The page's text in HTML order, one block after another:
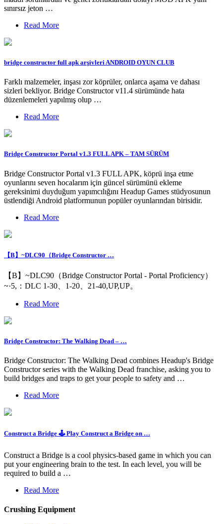
sınırsız jeton …
Read More
bridge constructor full apk arşivleri ANDROID OYUN CLUB
Farklı malzemeler, inşası zor köprüler, onlarca aşama ve dahası
sizleri bekliyor. Bridge Constructor v11.4 sürümünde hata
düzenlemeleri yapılmış olup …
Read More
Bridge Constructor Portal v1.3 FULL APK – TAM SÜRÜM
Bridge Constructor Portal v1.3 FULL APK, köprü inşa etme
oyunlarını seven hocalarım için güncel sürümünü ekleme
gereksinimi duyduğum yapımcılığını Headup Games stüdyosunun
üstlendiği Android platformunun popüler oyunlarından birisidir.
Read More
【B】~DLC90（Bridge Constructor …
【B】~DLC90（Bridge Constructor Portal - Portal Proficiency）
~·5,：DLC 1-30、1-20、21-40,UP,UP。
Read More
Bridge Constructor: The Walking Dead – …
Bridge Constructor: The Walking Dead combines Headup's Bridge
Constructor series with the Walking Dead franchise, asking you to
build bridges and traps to get your people to safety and …
Read More
Construct a Bridge 🕹️ Play Construct a Bridge on …
Construct a Bridge is a cool physics-based game in which you can
put your engineering brain to the test. In each level, you will be
required to build a …
Read More
Crushing Equipment